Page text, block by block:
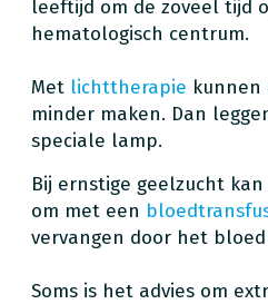
leeftijd om de zoveel tijd
hematologisch centrum.
Met lichttherapie kunnen
minder maken. Dan
speciale lamp.
Bij ernstige geelzucht
om met een
vervangen door het
Soms is het advies om